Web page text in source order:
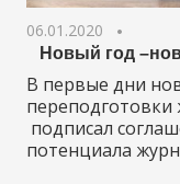
06.01.2020
Новый год
В первые дни
подписал
потенциала